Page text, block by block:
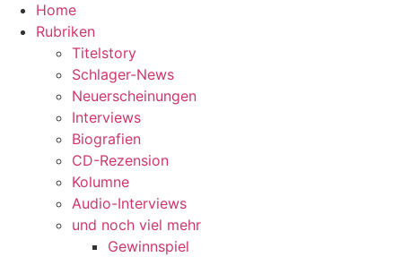
Home
Rubriken
Titelstory
Schlager-News
Neuerscheinungen
Interviews
Biografien
CD-Rezension
Kolumne
Audio-Interviews
und noch viel mehr
Gewinnspiel